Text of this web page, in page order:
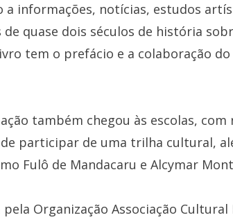
a informações, notícias, estudos
de quase dois séculos de história
tem o prefácio e a colaboração
também chegou às escolas, com
participar de uma trilha cultural,
Fulô de Mandacaru e Alcymar
Organização Associação Cultural